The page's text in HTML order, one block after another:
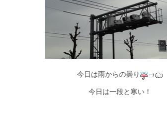
今日は雨からの曇り
→
今日は一段と寒い！